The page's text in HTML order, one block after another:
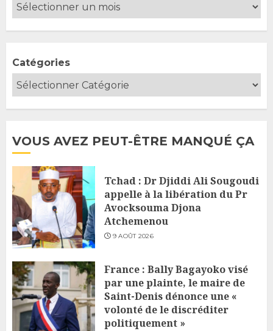
Catégories
VOUS AVEZ PEUT-ÊTRE MANQUÉ ÇA
Tchad : Dr Djiddi Ali Sougoudi
appelle à la libération du Pr
Avocksouma Djona
Atchemenou
9 AOÛT 2026
France : Bally Bagayoko visé
par une plainte, le maire de
Saint-Denis dénonce une «
volonté de le discréditer
politiquement »